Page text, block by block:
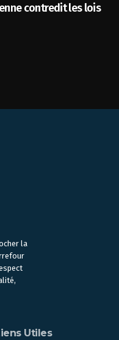
contredit les lois
la
Utiles